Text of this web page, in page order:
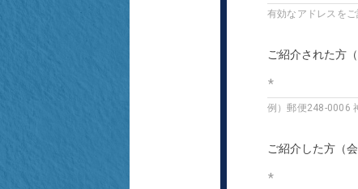
有効なアドレスを
ご紹介された方
例）郵便248-0006
ご紹介した方（